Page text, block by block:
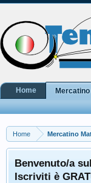
Home Mercatino
Benvenuto/a
Iscriviti è
Home